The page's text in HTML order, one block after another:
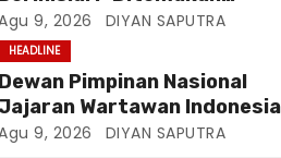
Diduga Akibat
Hutang
9, 2026 DIYAN SAPUTRA
HEADLINE
Dewan Pimpinan Nasional
Jajaran Wartawan Indonesia
JWI) Menggelar Rapat
9, 2026 DIYAN SAPUTRA